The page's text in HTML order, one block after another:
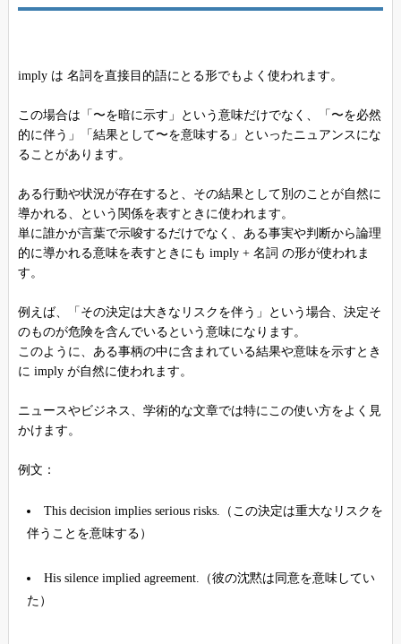
imply は 名詞を直接目的語にとる形でもよく使われます。
この場合は「〜を暗に示す」という意味だけでなく、「〜を必然
的に伴う」「結果として〜を意味する」といったニュアンスにな
ることがあります。
ある行動や状況が存在すると、その結果として別のことが自然に
導かれる、という関係を表すときに使われます。
単に誰かが言葉で示唆するだけでなく、ある事実や判断から論理
的に導かれる意味を表すときにも imply + 名詞 の形が使われま
す。
例えば、「その決定は大きなリスクを伴う」という場合、決定そ
のものが危険を含んでいるという意味になります。
このように、ある事柄の中に含まれている結果や意味を示すとき
に imply が自然に使われます。
ニュースやビジネス、学術的な文章では特にこの使い方をよく見
かけます。
例文：
This decision implies serious risks.（この決定は重大なリスクを
伴うことを意味する）
His silence implied agreement.（彼の沈黙は同意を意味してい
た）